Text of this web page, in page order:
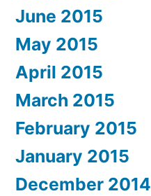
June 2015
May 2015
April 2015
March 2015
February 2015
January 2015
December 2014